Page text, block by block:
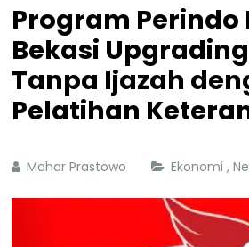
Program Perindo
Bekasi
Tanpa Ijazah
Pelatihan
Mahar Prastowo Ekonomi,